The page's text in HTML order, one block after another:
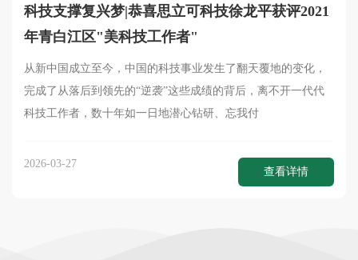
科技支撑复兴梦|恭喜思立可科技徐龙平获评2021
年青白江区"美科技工作者"
从新中国成立至今，中国的科技事业发生了翻天覆地的变化，
完成了从落后到领先的“逆袭”这些成绩的背后，离不开一代代
科技工作者，数十年如一日地潜心钻研、忘我付
2026-03-27
查看详情